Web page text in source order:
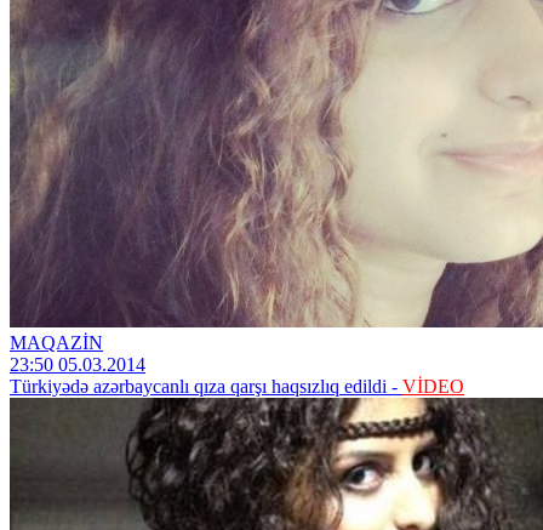
MAQAZİN
23:50 05.03.2014
Türkiyədə azərbaycanlı qıza qarşı haqsızlıq edildi - VİDEO